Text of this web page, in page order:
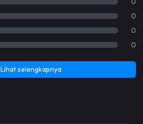
0
0
0
Lihat selengkapnya